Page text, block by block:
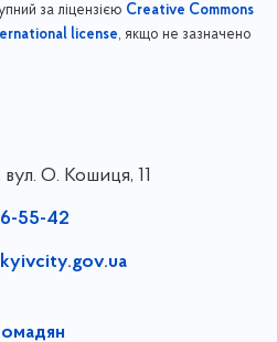
за ліцензією Creative Commons
license, якщо не зазначено
О. Кошиця, 11
55-42